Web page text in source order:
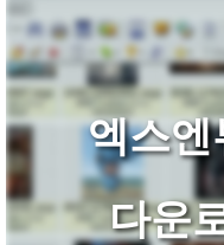
엑스
다운